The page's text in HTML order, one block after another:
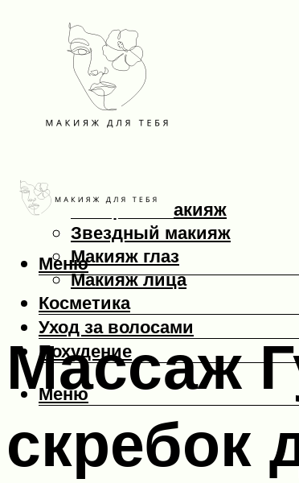
Макияж
Вечерний макияж
Звездный макияж
Макияж глаз
Макияж лица
Косметика
Уход за волосами
Похудение
Меню
Меню
Массаж
скребок